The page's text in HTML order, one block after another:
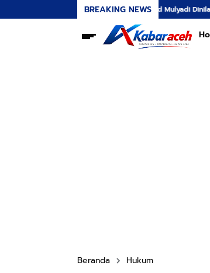
BREAKING NEWS
Strategis, Dr. Said Mulyadi Dinilai Memenuhi Kriteria
Beranda Hukum